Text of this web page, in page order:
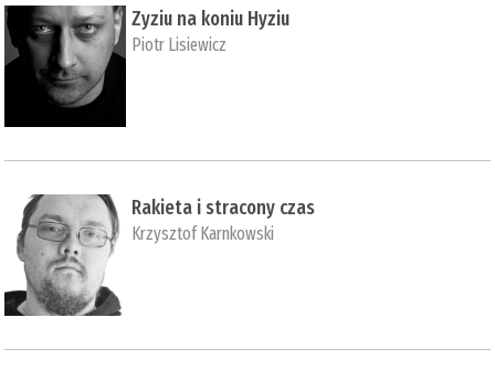
Zyziu na koniu Hyziu
Piotr Lisiewicz
Rakieta i stracony czas
Krzysztof Karnkowski